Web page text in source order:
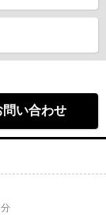
問い合わせ